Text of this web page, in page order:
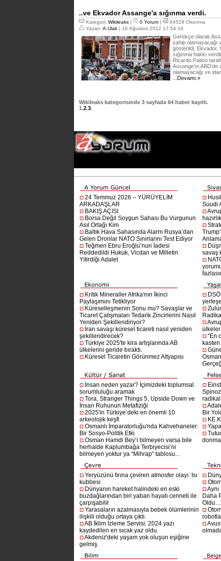
..ve Ekvador Assange'a sığınma verdi.
Kategori: Wikileaks | 0 Yorum |
64528 Okunma
Yazan: A.Ulak | 16 Ağustos 2012 17:54:16
Gerekçe olarak
sahip olamayacağı
gösterildi. Ekvador,
sığınma hakkı
Ricardo Patino
Assange'ın ABD'de
olamayacağı ve
...Devamı.»
Wikileaks kategorisinde 3 sayfada 64 haber kayıtlı.
1.2.3.
24 Temmuz 2026 – YÜRÜYELİM
ARKADAŞLAR
BAKIŞ AÇISI
Borsa Değil Soygun Sahası Bu Vurgunun
Asıl Ortağı Kim
Baltık Hava Sahasında Alarm Rusya’dan
Gelen Dronlar NATO Sınırlarını Test Ediyor
Teğmen Ebru Eroğlu’nun İadesi
Reddedildi Hukuk, Vicdan ve Milletin
Yitirdiği Adalet
Suudi
savaş
Kritik Mineraller Afrika'nın İkinci
Paylaşımını Tetikliyor
Küreselleşmenin Sonu mu? Savaşlar ve
Ticaret Çatışmaları Tedarik Zincirlerini Nasıl
Yeniden Şekillendiriyor?
İran savaşı küresel ticareti nasıl yeniden
şekillendirecek?
Türkiye 2025'te kira artışlarında AB
ülkelerini geride bıraktı.
Küresel Ticaretin Görünmez Altyapısı
"En
İnsan neden yazar? İçimizdeki toplumsal
sorumluluğu aramak
Tora, Stranger Things 5, Upside Down ve
İnsan Ruhunun Metafiziği
2025'in Türkiye’deki en önemli 10
arkeolojik keşfi
Osmanlı İmparatorluğu'nda Kahvehaneler:
Bir Sosyo-Politik Etki
Osman Hamdi Bey’i bilmeyen varsa bile
herhalde Kaplumbağa Terbiyecisi’ni
bilmeyen yoktur ya “Mihrap” tablosu...
Bir
Yeryüzünü fırına çeviren atmosfer olayı: Isı
kubbesi
Dünyanın hareket halindeki en eski
buzdağlarından biri yaban hayatı cenneti ile
çarpışabilir
Yarasaların azalmasıyla bebek ölümlerinin
ilişkili olduğu ortaya çıktı.
AB İklim İzleme Servisi: 2024 yazı
kaydedilen en sıcak yaz oldu.
Akdeniz'deki yaşam yok oluşun eşiğine
gelmiş.
Daha
Oldu…